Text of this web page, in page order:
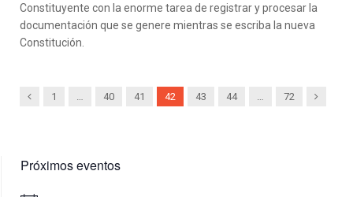
Constituyente con la enorme tarea de registrar y procesar la
documentación que se genere mientras se escriba la nueva
Constitución.
Previous
1 40 41 42 43 44 72 Next
Próximos eventos